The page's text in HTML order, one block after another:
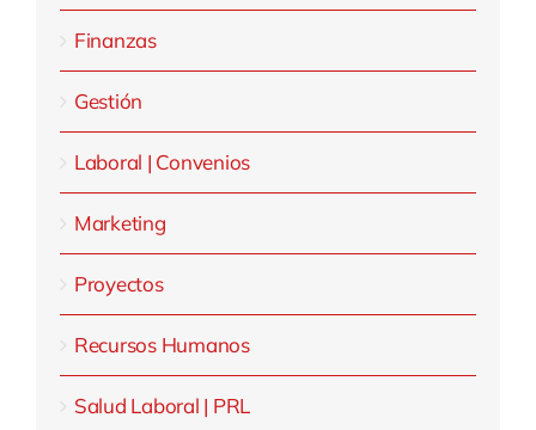
Finanzas
Gestión
Laboral | Convenios
Marketing
Proyectos
Recursos Humanos
Salud Laboral | PRL